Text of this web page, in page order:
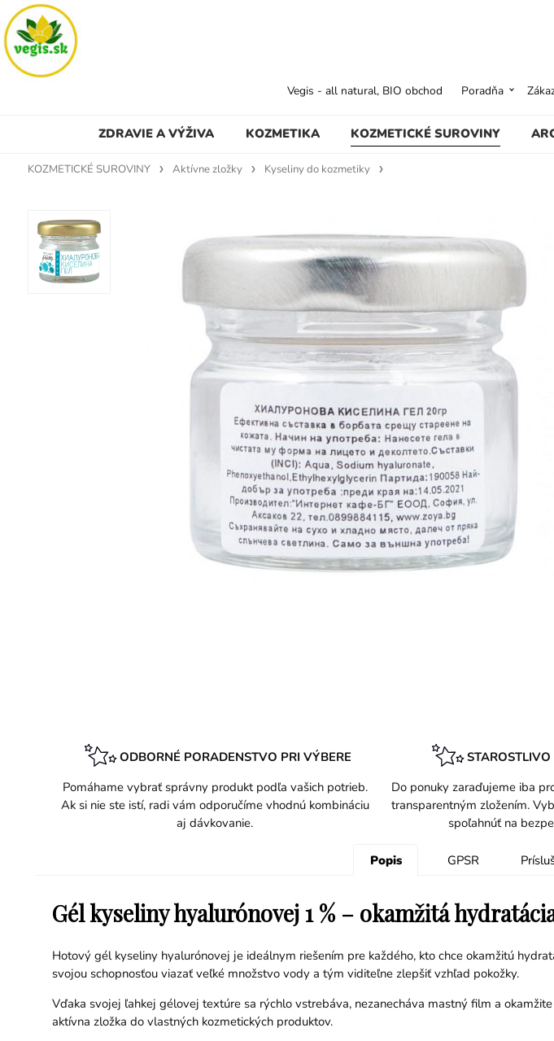
ZDRAVIE A VÝŽIVA KOZMETIKA KOZMETICKÉ SUROVINY
Vegis - all natural, BIO obchod Poradňa
KOZMETICKÉ SUROVINY Aktívne zložky Kyseliny do kozmetiky
ODBORNÉ PORADENSTVO PRI VÝBERE
Pomáhame vybrať správny produkt podľa vašich potrieb.
Ak si nie ste istí, radi vám odporučíme vhodnú kombináciu
aj dávkovanie.
Do ponuky zaraďujeme iba
transparentným zložením.
spoľahnúť na
Popis GPSR
Gél kyseliny hyalurónovej 1 % – okamžitá
Hotový gél kyseliny hyalurónovej je ideálnym riešením pre každého, kto chce okamžitú
svojou schopnosťou viazať veľké množstvo vody a tým viditeľne zlepšiť vzhľad pokožky.
Vďaka svojej ľahkej gélovej textúre sa rýchlo vstrebáva, nezanecháva mastný film a
aktívna zložka do vlastných kozmetických produktov.